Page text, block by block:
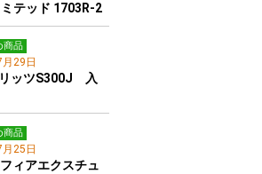
テッド 1703R-2
商品
29日
ッツS300J 入
商品
25日
フィアエクスチュ